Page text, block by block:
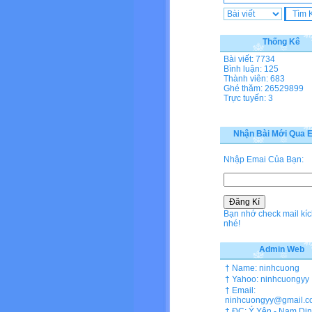
Thống Kê
Bài viết: 7734
Bình luận: 125
Thành viên: 683
Ghé thăm: 26529899
Trực tuyến: 3
Nhận Bài Mới Qua
Nhập Emai Của Bạn:
Bạn nhớ check mail
nhé!
Admin Web
† Name: ninhcuong
† Yahoo: ninhcuongyy
† Email: